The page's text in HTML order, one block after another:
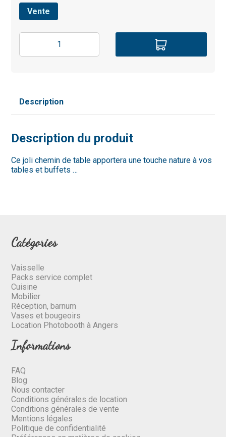
Vente
Description
Description du produit
Ce joli chemin de table apportera une touche nature à vos
tables et buffets …
Catégories
Vaisselle
Packs service complet
Cuisine
Mobilier
Réception, barnum
Vases et bougeoirs
Location Photobooth à Angers
Informations
FAQ
Blog
Nous contacter
Conditions générales de location
Conditions générales de vente
Mentions légales
Politique de confidentialité